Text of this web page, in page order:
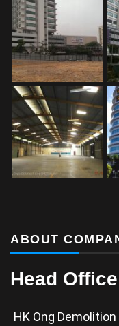
ABOUT
Head Office
HK Ong Demolition